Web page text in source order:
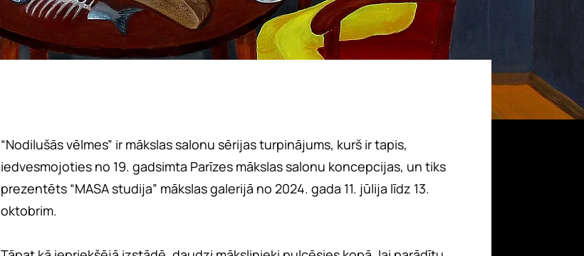
“Nodilušās vēlmes” ir mākslas salonu sērijas turpinājums, kurš ir tapis,
iedvesmojoties no 19. gadsimta Parīzes mākslas salonu koncepcijas, un tiks
prezentēts “MASA studija” mākslas galerijā no 2024. gada 11. jūlija līdz 13.
oktobrim.